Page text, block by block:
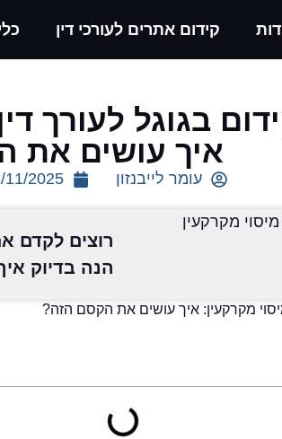
קידום אתרים לעורכי דין
בגוגל לעורך
איך עושים את
עומר לייבנזון 11/2025
רוצים לקדם
הנה בדיוק
מקרקעין: איך עושים את הקסם הזה?